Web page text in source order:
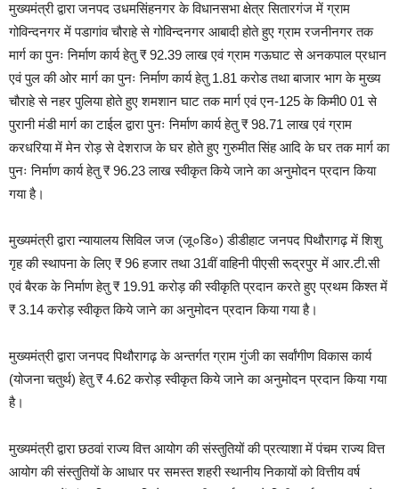
मुख्यमंत्री द्वारा जनपद उधमसिंहनगर के विधानसभा क्षेत्र सितारगंज में ग्राम
गोविन्दनगर में पडागांव चौराहे से गोविन्दनगर आबादी होते हुए ग्राम रजनीनगर तक
मार्ग का पुनः निर्माण कार्य हेतु ₹ 92.39 लाख एवं ग्राम गऊघाट से अनकपाल प्रधान
एवं पुल की ओर मार्ग का पुनः निर्माण कार्य हेतु 1.81 करोड तथा बाजार भाग के मुख्य
चौराहे से नहर पुलिया होते हुए शमशान घाट तक मार्ग एवं एन-125 के किमी0 01 से
पुरानी मंडी मार्ग का टाईल द्वारा पुनः निर्माण कार्य हेतु ₹ 98.71 लाख एवं ग्राम
करधरिया में मेन रोड़ से देशराज के घर होते हुए गुरुमीत सिंह आदि के घर तक मार्ग का
पुनः निर्माण कार्य हेतु ₹ 96.23 लाख स्वीकृत किये जाने का अनुमोदन प्रदान किया
गया है।
मुख्यमंत्री द्वारा न्यायालय सिविल जज (जू०डि०) डीडीहाट जनपद पिथौरागढ़ में शिशु
गृह की स्थापना के लिए ₹ 96 हजार तथा 31वीं वाहिनी पीएसी रूद्रपुर में आर.टी.सी
एवं बैरक के निर्माण हेतु ₹ 19.91 करोड़ की स्वीकृति प्रदान करते हुए प्रथम किश्त में
₹ 3.14 करोड़ स्वीकृत किये जाने का अनुमोदन प्रदान किया गया है।
मुख्यमंत्री द्वारा जनपद पिथौरागढ़ के अन्तर्गत ग्राम गुंजी का सर्वांगीण विकास कार्य
(योजना चतुर्थ) हेतु ₹ 4.62 करोड़ स्वीकृत किये जाने का अनुमोदन प्रदान किया गया
है।
मुख्यमंत्री द्वारा छठवां राज्य वित्त आयोग की संस्तुतियों की प्रत्याशा में पंचम राज्य वित्त
आयोग की संस्तुतियों के आधार पर समस्त शहरी स्थानीय निकायों को वित्तीय वर्ष